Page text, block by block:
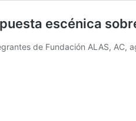
escénica
de Fundación ALAS, AC,